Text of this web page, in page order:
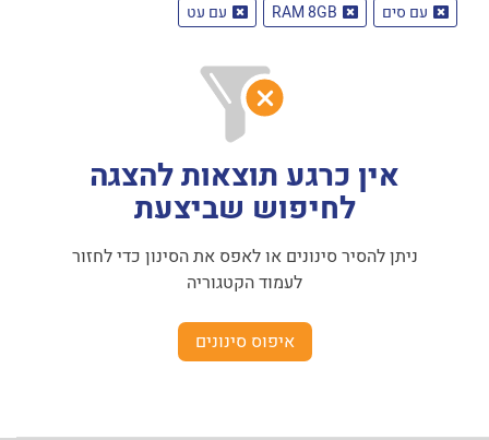
עם סים
RAM 8GB עם עט
אין כרגע תוצאות להצגה
לחיפוש שביצעת
ניתן להסיר סינונים או לאפס את הסינון כדי לחזור
לעמוד הקטגוריה
איפוס סינונים